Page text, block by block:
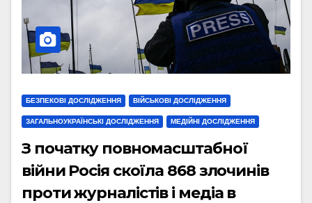
БЕЗПЕКОВІ ДОСЛІДЖЕННЯ ВІЙСЬКОВІ ДОСЛІДЖЕННЯ
ЗАГАЛЬНОУКРАЇНСЬКІ ДОСЛІДЖЕННЯ МЕДІЙНІ ДОСЛІДЖЕННЯ
З початку повномасштабної
війни Росія скоїла 868 злочинів
проти журналістів і медіа в